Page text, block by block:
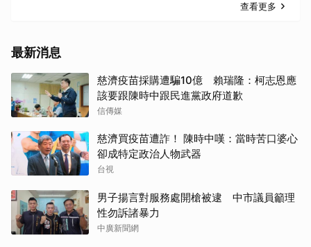
查看更多
最新消息
慈濟疫苗採購遭騙10億 賴瑞隆：柯志恩應
該要跟陳時中跟民進黨政府道歉
信傳媒
慈濟買疫苗遭詐！ 陳時中嘆：當時苦口婆心
卻成特定政治人物武器
台視
男子揚言對服務處開槍被逮 中市議員籲理
性勿訴諸暴力
中廣新聞網